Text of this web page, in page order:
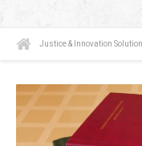
Justice & Innovation